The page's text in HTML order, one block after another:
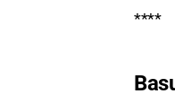
****